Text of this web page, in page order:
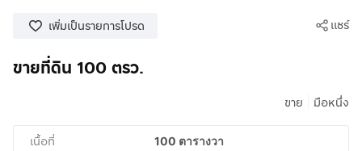
เพิ่มเป็นรายการโปรด แชร์
ขายที่ดิน 100 ตรว.
ขาย มือหนึ่ง
เนื้อที่ 100 ตารางวา